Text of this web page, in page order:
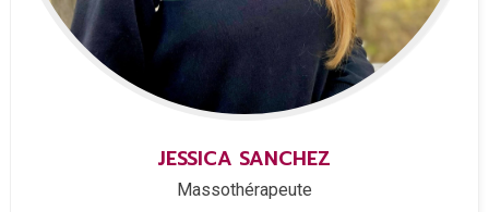
JESSICA SANCHEZ
Massothérapeute